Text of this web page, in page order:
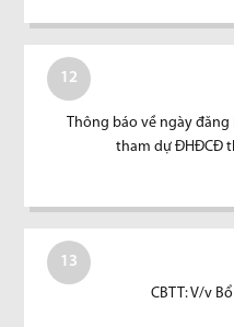
12
Thông báo về ngày
tham dự ĐHĐCĐ
13
CBTT: V/v